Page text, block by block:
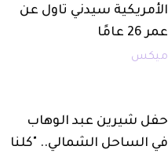
الأمريكية سيدني تاول عن
عمر 26 عامًا
ميكس
حفل شيرين عبد الوهاب
في الساحل الشمالي.. "كلنا